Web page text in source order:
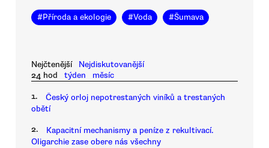
#Příroda a ekologie #Voda #Šumava
Nejčtenější
Nejdiskutovanější
24 hod
týden měsíc
1.
Český orloj nepotrestaných viníků a trestaných
obětí
2.
Kapacitní mechanismy a peníze z rekultivací.
Oligarchie zase obere nás všechny